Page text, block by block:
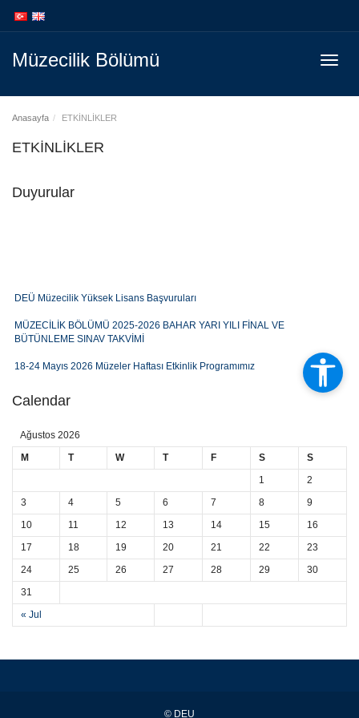
atla
atla
Müzecilik Bölümü
Anasayfa ETKİNLİKLER
ETKİNLİKLER
Duyurular
DEÜ Müzecilik Yüksek Lisans Başvuruları
MÜZECİLİK BÖLÜMÜ 2025-2026 BAHAR YARI YILI FİNAL VE
BÜTÜNLEME SINAV TAKVİMİ
18-24 Mayıs 2026 Müzeler Haftası Etkinlik Programımız
Müzecilik Bölümü 2025-2026 Bahar Dönemi Ders Programı
MÜZECİLİK BÖLÜMÜ 2025-2026 BAHAR YARI YILI ARA SINAV SINAV
TAKVİMİ
Kariyer Planlama Dersi Konuşmacı: Kayhan Eryılmaz
Kariyer Planlama Dersi Konuşmacı: Yağmur Karakoç
Kariyer Planlama Dersi Konuşmacı: Özlem Özkaya Öztopcu
Calendar
Ağustos 2026
M
T W T F S S
« Jul
1
2
3
4 5 6 7 8
9
10
11 12 13 14 15
16
17
18 19 20 21 22
23
24
25 26 27 28 29
30
31
© DEU